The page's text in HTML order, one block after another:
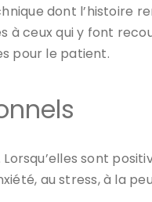
dont l’histoire
ceux qui y font
pour le patient.
sont
au stress, à la